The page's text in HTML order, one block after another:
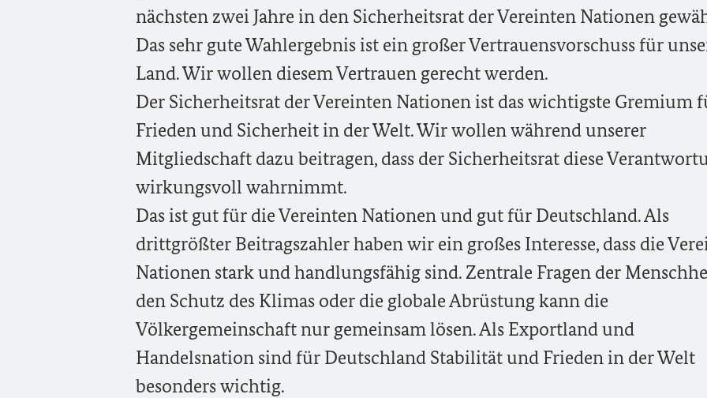
nächsten zwei Jahre in den Sicherheitsrat der Vereinten Nationen
Das sehr gute Wahlergebnis ist ein großer Vertrauensvorschuss für
Land. Wir wollen diesem Vertrauen gerecht werden.
Der Sicherheitsrat der Vereinten Nationen ist das wichtigste Gremium
Frieden und Sicherheit in der Welt. Wir wollen während unserer
Mitgliedschaft dazu beitragen, dass der Sicherheitsrat diese
wirkungsvoll wahrnimmt.
Das ist gut für die Vereinten Nationen und gut für Deutschland. Als
drittgrößter Beitragszahler haben wir ein großes Interesse, dass die
Nationen stark und handlungsfähig sind. Zentrale Fragen der
den Schutz des Klimas oder die globale Abrüstung kann die
Völkergemeinschaft nur gemeinsam lösen. Als Exportland und
Handelsnation sind für Deutschland Stabilität und Frieden in der Welt
besonders wichtig.